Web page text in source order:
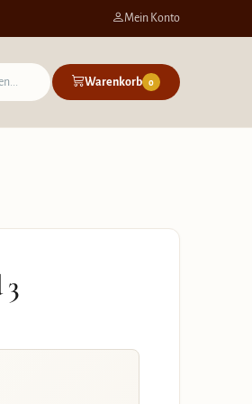
Mein Konto
Warenkorb 0